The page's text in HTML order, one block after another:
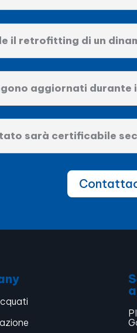
il retrofitting di un
aggiornati
sarà certificabile